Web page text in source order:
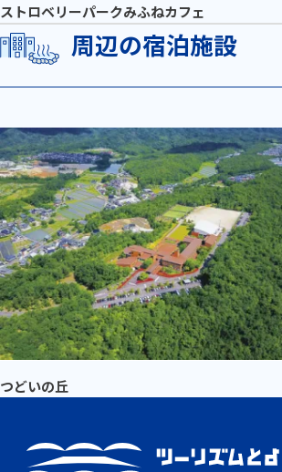
ストロベリーパークみふねカフェ
周辺の宿泊施設
つどいの丘